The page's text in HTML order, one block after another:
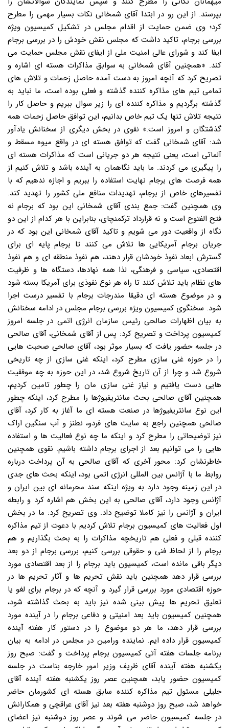
بپرسند. از این رو در ابتدا آقای شمخانی نکات بسیار مهمی را مطرح
کرد؛ وی ضمن حمایت از اقدام مجلس در تشکیل کمیسیون ویژه
بررسی برجام، تاکید داشت که مجلس نقش خودش را در بررسی برجام
ایفا کند و شورای عالی امنیت ملی از ایفای نقش مجلس حمایت می
کند. «همچنین آقای شمخانی به سوابق مذاکرات هسته ای اشاره و
تصریح کرد که آنچه امروز به دست آمده حاصل زحمات و تلاش های
تمامی تیم های مذاکره کننده گذشته و فعلی بوده است، ما نباید به
گذشته برگردیم و مذاکره کننده ای را زیر سوال ببریم و حاصل کار را
نتیجه تلاش تنها یک تیم خاص بدانیم، این توافق حاصل زحمات همه
گذشتگان و امروز است.» نقوی در بخش دیگری از سخنانش یادآور
شد: آقای شمخانی گفت که توافق هسته ای در واقع میوه مسقط و
آلماتی است، یعنی نتیجه هر دو جریانی است که مذاکرات هسته ای
را پیگیری می کردند. ما باید نگاهمان به آینده باشد و تلاش کنیم از
همه فرصت های برجام نهایت استفاده را ببریم و اجازه ندهیم که با
تفسیرهای خاص از برجام، تهدیدات منافع ملی کشور را تهدید کند.
وی همچنین گفت: جمع بندی آقای شمخانی این بود که برجام نه
فتح الفتوح است و نه قرارداد ترکمنچای، بنابراین با هر کدام از این دو
نگاه از واقعیت دور می شویم و تاکید آقای شمخانی این بود که در
جریان برجام آمریکایی ها تلاش می کنند تا برجام پایه ای برای
گسترش ابعاد نفوذ خودشان قرار دهند، هم نفوذ منطقه ای و هم نفوذ
اقتصادی، سیاسی و فرهنگی، لذا همه نهادها، دستگاه ها و ظرفیت
های نظام باید تلاش کنند تا راه هر نوع نفوذی برای آمریکا بسته شود
و در موضوع هسته ای دقیقا مندرجات برجام با تفسیر درست اجرا
شود. سخنگوی کمیسیون ویژه بررسی برجام مجلس در ادامه سخنانش
به بیان اظهارات صالحی رئیس سازمان انرژی اتمی در جلسه امروز
کمیسیون پرداخت و تصریح کرد: پس از آقای شمخانی، آقای صالحی
در جلسه حضور یافت که بسیار موثر بود، آقای صالحی صحبت هایی
را در حوزه غنی سازی مطرح کرد، اینکه غنی سازی از چه تاریخی
شروع شد و چرا از آن تاریخ شروع شد، در این حوزه به چه موفقیت
هایی دست یافتیم و نیاز غنی سازی مان را چطور تامین کردیم،
همچنین آقای صالحی بحث سانتریفیوژها را مطرح کرد، اینکه چطور
این نوع سانتریفیوژها در صنعت هسته ای ما آغاز به کار کرد، آقای
صالحی همچنین راجع به سایت های فردو، نطنز و آب سنگین اراک
نیز توضیحاتی را مطرح کرد و اینکه ما چه نوع فعالیت ها و استفاده
هایی را می توانیم بعد از اجرای برجام داشته باشیم. نقوی همچنین
خاطرنشان کرد: محور آخری که آقای صالحی به آن پرداخت درباره
روابط ما با آژانس بین المللی انرژی اتمی بود، اینکه بحث های جدی
در این زمینه وجود دارد به ویژه اینکه سند محرمانه ای بین ایران و
آژانس وجود دارد، آقای صالحی به این بخش هم اشاره کرد و رابطه
ایران و آژانس را نیز کاملا توضیح داد. وی تصریح کرد: ما در بخش
اول فعالیت های کمیسیون برجام تلاش کردیم با دعوت از تیم مذاکره
کننده قبلی و فعلی هم تاریخچه مذاکرات را به بحث بگذاریم و هم
برجام را از لحاظ فنی و حقوقی بررسی کنیم، بررسی برجام از دو بعد
دیگر باقی مانده است، کمیسیون باید برجام را از بعد اقتصادی مورد
بررسی قرار دهد همچنین باید نقش تحریم ها و آثار تحریم ها در
حوزه اقتصادی مورد بررسی قرار گیرد و آنچه که در برجام برای لغو یا
تعلیق تحریم ها پیش بینی شده نیز باید به بحث گذاشته شود،
همچنین کمیسیون باید بعد امنیتی و دفاعی برجام را در آینده مورد
بررسی قرار دهد، ما هر دو موضوع را در دستور کار هفته آینده
کمیسیون قرار داده ایم. نماینده ورامین در مجلس در ادامه به بیان
برنامه جلسات هفته آتی کمیسیون برجام پرداخت و گفت: صبح روز
یکشنبه هفته آینده آقای ظریف وزیر امور خارجه بناست در جلسه
کمیسیون حضور یابد، همچنین عصر روز یکشنبه هفته آینده آقای
جلیلی مسئول تیم مذاکره کننده سابق هسته ای کشورمان حاضر
خواهد شد، صبح روز دوشنبه هفته بعد نیز آقای عراقچی و همکارانش
در جلسه کمیسیون حاضر می شوند و عصر روز دوشنبه نیز اعضای